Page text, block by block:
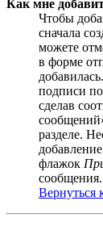
Как мне
Чтобы
сначала
можете
в форме
подписи
сделав
разделе.
флажок
сообщения.
Вернуться